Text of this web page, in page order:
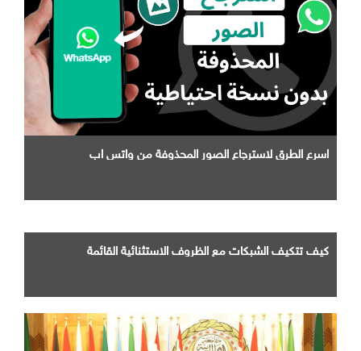
اسرع الطرق لاسترجاع الصور المحذوفة من واتس اب
كيف تتكيف الشبكات مع الظروف الاستثنائية القائمة